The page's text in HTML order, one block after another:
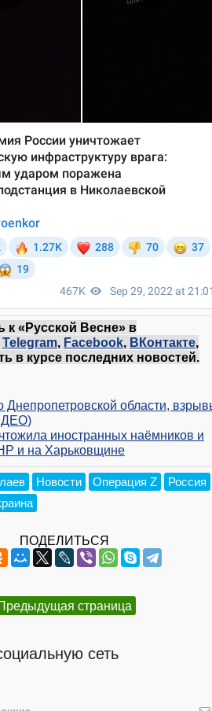
к «Русской Весне» в
Telegram, Facebook, ВКонтакте,
в курсе последних новостей.
Днепропетровской области,
иностранных наёмников и
и на Харьковщине
Новости Операция Z
Россия
ПОДЕЛИТЬСЯ
страница
сеть